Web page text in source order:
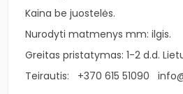
Kaina be juostelės.
Nurodyti matmenys mm: ilgis.
Greitas pristatymas: 1-2 d.d.
Teirautis:
+370 615 51090